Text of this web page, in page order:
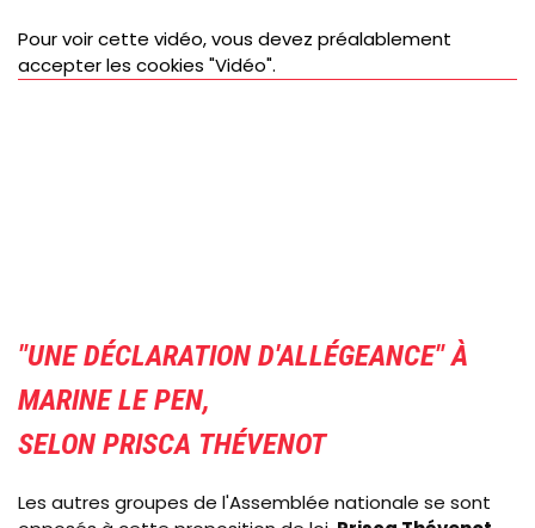
Pour voir cette vidéo, vous devez préalablement
accepter les cookies "Vidéo".
"UNE DÉCLARATION D'ALLÉGEANCE" À
MARINE LE PEN,
SELON PRISCA THÉVENOT
Les autres groupes de l'Assemblée nationale se sont